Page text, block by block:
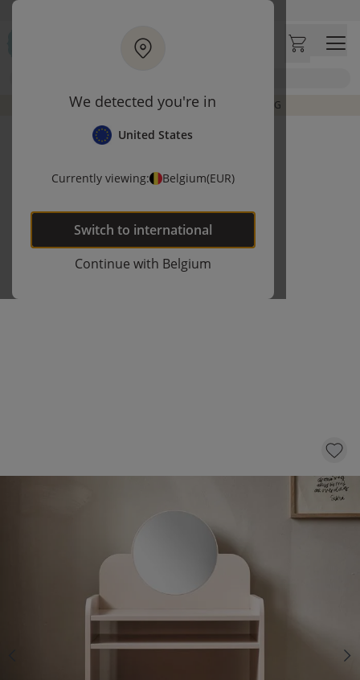
We detected you're in
United States
Currently viewing: Belgium(EUR)
Switch to international
Continue with Belgium
Ga naar hoofdinhoud
Klantbeoordelingen
BACK TO SCHOOL DEALS: TOT 15% KORTING
HOUTEN KAPTAFEL MET SPIEGEL EN STOEL |